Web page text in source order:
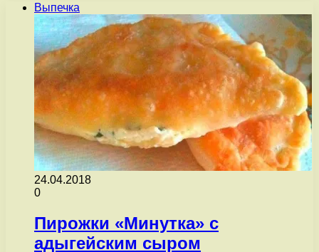
Выпечка
24.04.2018
0
Пирожки «Минутка» с
адыгейским сыром